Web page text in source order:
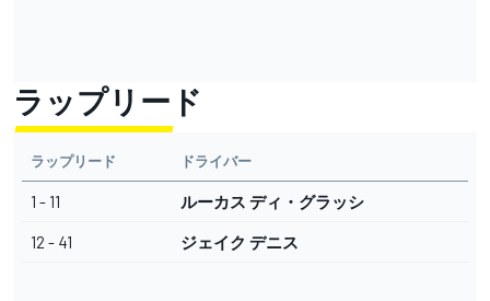
ラップリード
ラップリード ドライバー
1 - 11 ルーカス ディ・グラッシ
12 - 41 ジェイク デニス